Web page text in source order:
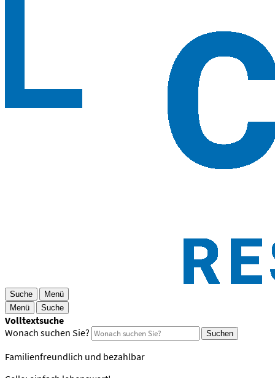
Suche
Menü
Menü
Suche
Volltextsuche
Wonach suchen Sie?
Suchen
Familienfreundlich und bezahlbar